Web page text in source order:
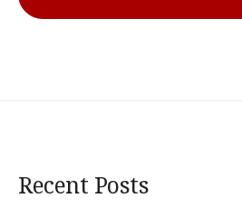
Recent Posts